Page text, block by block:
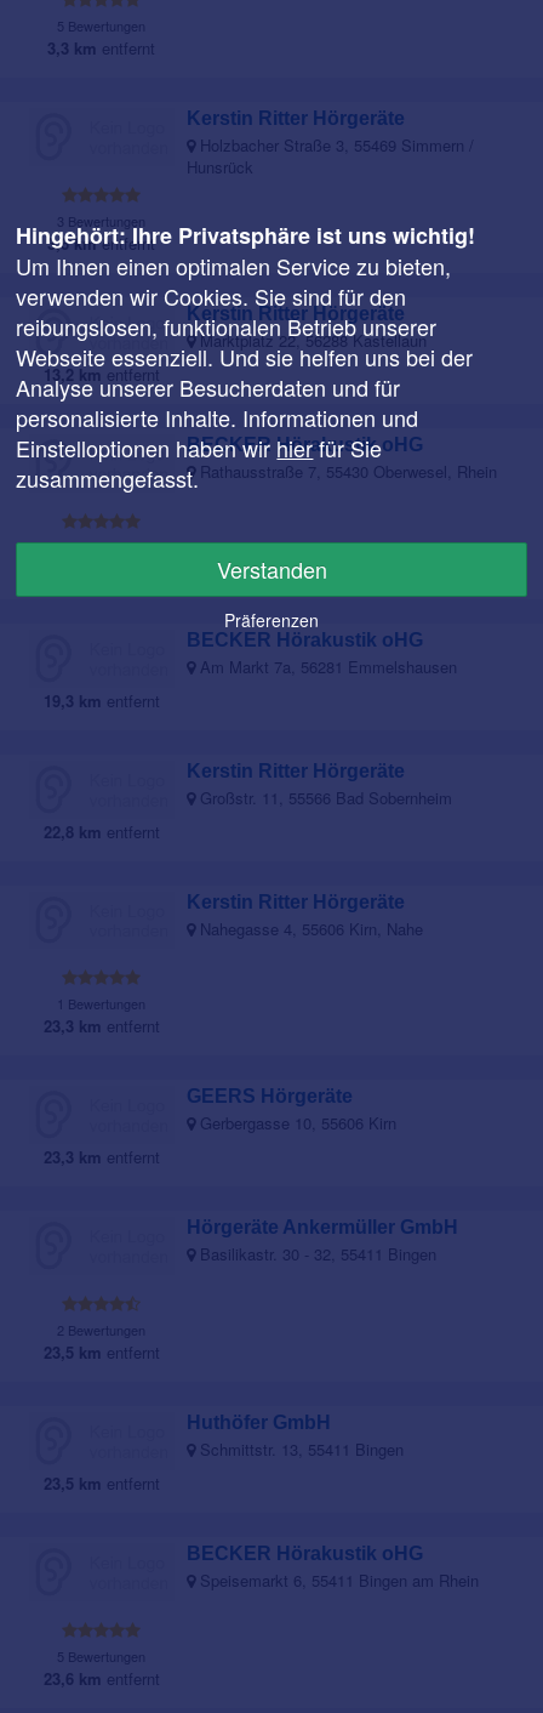
5 Bewertungen
3,3 km entfernt
3 Bewertungen
3,6 kmentfernt
Kerstin Ritter Hörgeräte
Holzbacher Straße 3, 55469 Simmern /
Hunsrück
13,2 kmentfernt
Kerstin Ritter Hörgeräte
Marktplatz 22, 56288 Kastellaun
2 Bewertungen
BECKER Hörakustik oHG
Rathausstraße 7, 55430 Oberwesel, Rhein
19,3 km entfernt
BECKER Hörakustik oHG
Am Markt 7a, 56281 Emmelshausen
22,8 km entfernt
Kerstin Ritter Hörgeräte
Großstr. 11, 55566 Bad Sobernheim
1 Bewertungen
23,3 km entfernt
Kerstin Ritter Hörgeräte
Nahegasse 4, 55606 Kirn, Nahe
23,3 km entfernt
GEERS Hörgeräte
Gerbergasse 10, 55606 Kirn
2 Bewertungen
23,5 km entfernt
Hörgeräte Ankermüller GmbH
Basilikastr. 30 - 32, 55411 Bingen
23,5 km entfernt
Huthöfer GmbH
Schmittstr. 13, 55411 Bingen
5 Bewertungen
23,6 km entfernt
BECKER Hörakustik oHG
Speisemarkt 6, 55411 Bingen am Rhein
Hingehört: Ihre Privatsphäre ist uns wichtig!
Um Ihnen einen optimalen Service zu bieten,
verwenden wir Cookies. Sie sind für den
reibungslosen, funktionalen Betrieb unserer
Webseite essenziell. Und sie helfen uns bei der
Analyse unserer Besucherdaten und für
personalisierte Inhalte. Informationen und
Einstelloptionen haben wir hierfür Sie
zusammengefasst.
Verstanden
Präferenzen